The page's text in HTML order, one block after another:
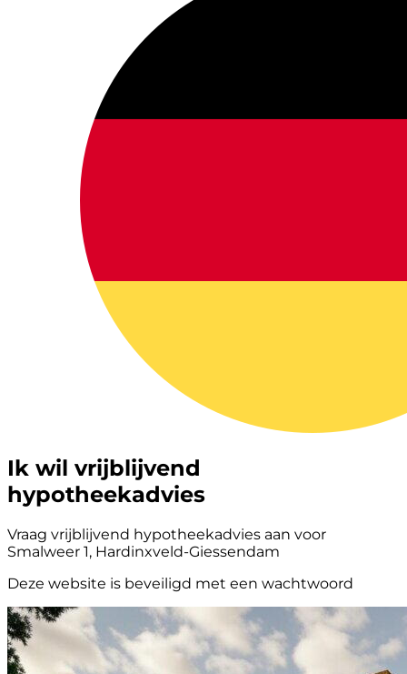
Ik wil vrijblijvend
hypotheekadvies
Vraag vrijblijvend hypotheekadvies aan voor
Smalweer 1, Hardinxveld-Giessendam
Deze website is beveiligd met een wachtwoord